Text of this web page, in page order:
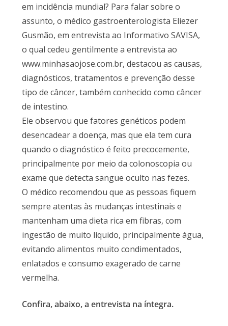
em incidência mundial? Para falar sobre o
assunto, o médico gastroenterologista Eliezer
Gusmão, em entrevista ao Informativo SAVISA,
o qual cedeu gentilmente a entrevista ao
www.minhasaojose.com.br, destacou as causas,
diagnósticos, tratamentos e prevenção desse
tipo de câncer, também conhecido como câncer
de intestino.
Ele observou que fatores genéticos podem
desencadear a doença, mas que ela tem cura
quando o diagnóstico é feito precocemente,
principalmente por meio da colonoscopia ou
exame que detecta sangue oculto nas fezes.
O médico recomendou que as pessoas fiquem
sempre atentas às mudanças intestinais e
mantenham uma dieta rica em fibras, com
ingestão de muito líquido, principalmente água,
evitando alimentos muito condimentados,
enlatados e consumo exagerado de carne
vermelha.
Confira, abaixo, a entrevista na íntegra.